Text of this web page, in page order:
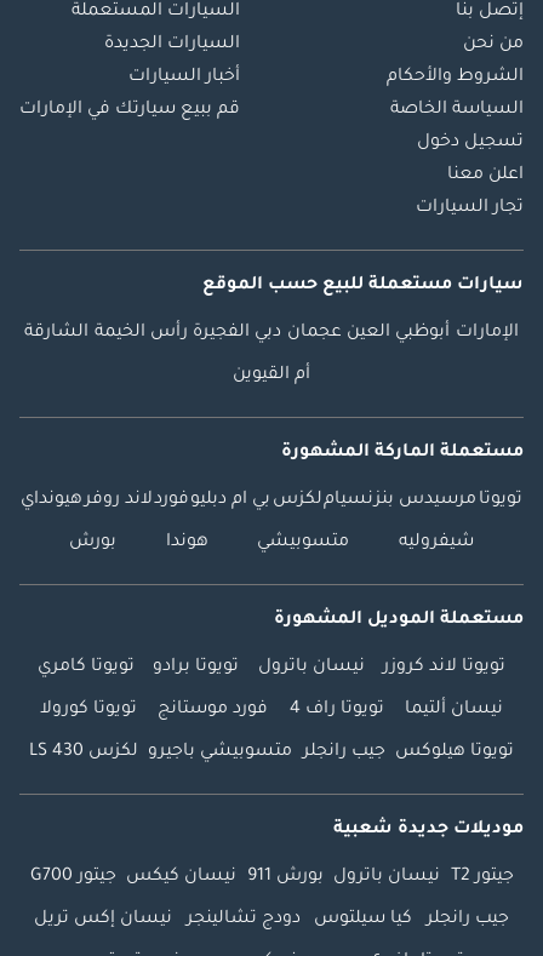
إتصل بنا
من نحن
الشروط والأحكام
السياسة الخاصة
تسجيل دخول
اعلن معنا
تجار السيارات
السيارات المستعملة
السيارات الجديدة
أخبار السيارات
قم ببيع سيارتك في الإمارات
سيارات مستعملة للبيع حسب الموقع
الإمارات أبوظبي العين عجمان دبي الفجيرة رأس الخيمة الشارقة
أم القيوين
مستعملة الماركة المشهورة
تويوتا مرسيدس بنزنسياملكزس بي ام دبليوفوردلاند روفرهيونداي
شيفروليه متسوبيشي هوندا بورش
مستعملة الموديل المشهورة
تويوتا لاند كروزر نيسان باترول تويوتا برادو تويوتا كامري
نيسان ألتيما تويوتا راف 4 فورد موستانج تويوتا كورولا
تويوتا هيلوكس جيب رانجلر متسوبيشي باجيرو لكزس LS 430
موديلات جديدة شعبية
جيتور T2 نيسان باترول بورش 911 نيسان كيكس جيتور G700
جيب رانجلر كيا سيلتوس دودج تشالينجر نيسان إكس تريل